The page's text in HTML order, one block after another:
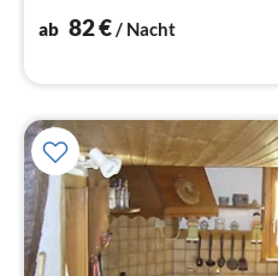
ab 82€/ Nacht